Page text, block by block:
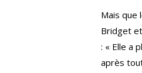
Mais que
Bridget
: « Elle a
après